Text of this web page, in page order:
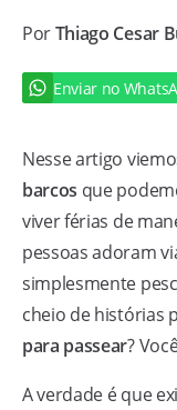
PorThiago Cesar
Enviar no
Nesse artigo
barcos que
viver férias de
pessoas adoram
simplesmente
cheio de histórias
para passear?
A verdade é que